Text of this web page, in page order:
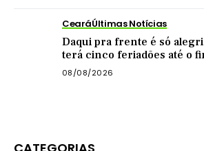
CearáÚltimas Notícias
Daqui pra frente é só
terá cinco feriadões até o
08/08/2026